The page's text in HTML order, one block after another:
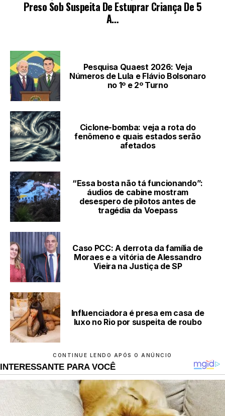
Pesquisa Quaest 2026: Veja
Números de Lula e Flávio Bolsonaro
no 1º e 2º Turno
Ciclone-bomba: veja a rota do
fenômeno e quais estados serão
afetados
“Essa bosta não tá funcionando”:
áudios de cabine mostram
desespero de pilotos antes de
tragédia da Voepass
Caso PCC: A derrota da família de
Moraes e a vitória de Alessandro
Vieira na Justiça de SP
Influenciadora é presa em casa de
luxo no Rio por suspeita de roubo
CONTINUE LENDO APÓS O ANÚNCIO
INTERESSANTE PARA VOCÊ